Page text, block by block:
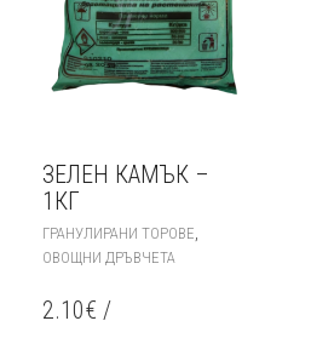
ЗЕЛЕН КАМЪК –
1КГ
ГРАНУЛИРАНИ ТОРОВЕ,
ОВОЩНИ ДРЪВЧЕТА
2.10€ /